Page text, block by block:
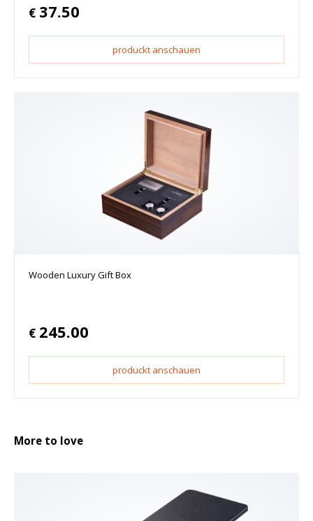
€ 37.50
produckt anschauen
Wooden Luxury Gift Box
€ 245.00
produckt anschauen
More to love